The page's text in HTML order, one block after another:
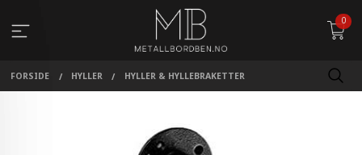
innholdet
0
FORSIDE HYLLER HYLLER & HYLLEBRAKETTER